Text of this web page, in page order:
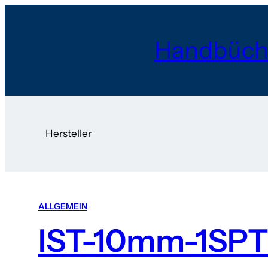
Hersteller
ALLGEMEIN
IST-10mm-1SPT